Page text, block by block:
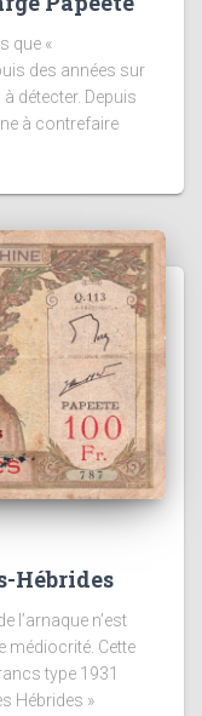
que «
des années sur
détecter. Depuis
à contrefaire
Hébrides
l’arnaque n’est
médiocrité. Cette
type 1931
Hébrides »